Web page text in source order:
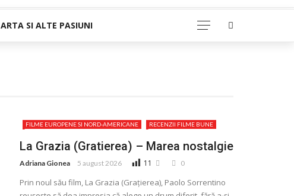
ARTA SI ALTE PASIUNI
FILME EUROPENE SI NORD-AMERICANE RECENZII FILME BUNE
La Grazia (Gratierea) – Marea nostalgie
Adriana Gionea 5 august 2026 11 0
Prin noul său film, La Grazia (Graţierea), Paolo Sorrentino